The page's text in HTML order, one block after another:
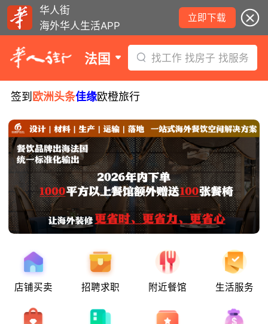
华人街
海外华人生活APP
立即下载
法国 找工作 找房子 找服务
签到 欧洲头条佳缘欧橙旅行
店铺买卖 招聘求职 附近餐馆 生活服务